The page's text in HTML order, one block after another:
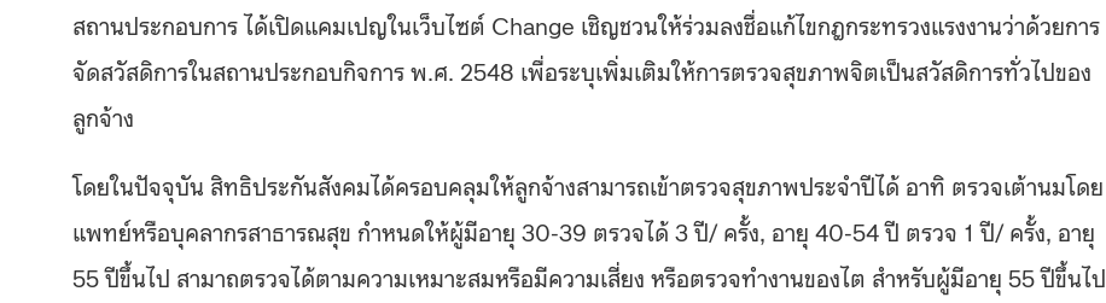
สถานประกอบการ ได้เปิดแคมเปญในเว็บไซต์ Change เชิญชวนให้ร่วมลงชื่อแก้ไขกฎกระทรวงแรงงานว่าด้วยการ
จัดสวัสดิการในสถานประกอบกิจการ พ.ศ. 2548 เพื่อระบุเพิ่มเติมให้การตรวจสุขภาพจิตเป็นสวัสดิการทั่วไปของ
ลูกจ้าง
โดยในปัจจุบัน สิทธิประกันสังคมได้ครอบคลุมให้ลูกจ้างสามารถเข้าตรวจสุขภาพประจำปีได้ อาทิ ตรวจเต้านมโดย
แพทย์หรือบุคลากรสาธารณสุข กำหนดให้ผู้มีอายุ 30-39 ตรวจได้ 3 ปี/ ครั้ง, อายุ 40-54 ปี ตรวจ 1 ปี/ ครั้ง, อายุ
55 ปีขึ้นไป สามาถตรวจได้ตามความเหมาะสมหรือมีความเสี่ยง หรือตรวจทำงานของไต สำหรับผู้มีอายุ 55 ปีขึ้นไป